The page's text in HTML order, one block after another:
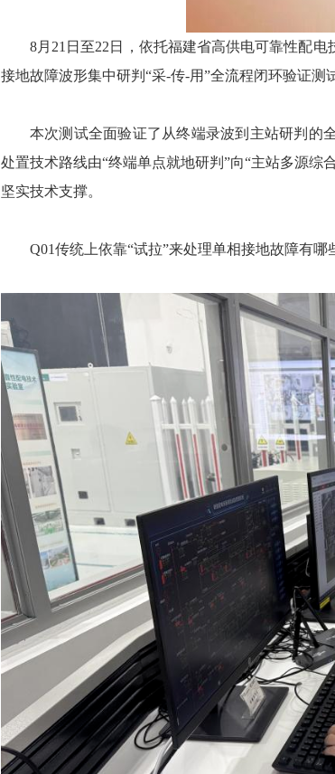
8月21日至22日，依托福建省高供电可靠性配
接地故障波形集中研判“采-传-用”全流程闭环验证测
本次测试全面验证了从终端录波到主站研判的
处置技术路线由“终端单点就地研判”向“主站多源
坚实技术支撑。
Q01传统上依靠“试拉”来处理单相接地故障有